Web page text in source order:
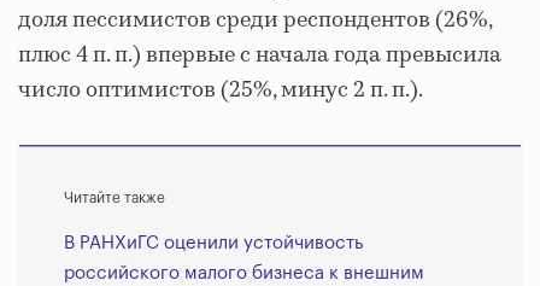
доля пессимистов среди респондентов (26%,
плюс 4 п. п.) впервые с начала года превысила
число оптимистов (25%, минус 2 п. п.).
Читайте также
В РАНХиГС оценили устойчивость
российского малого бизнеса к внешним